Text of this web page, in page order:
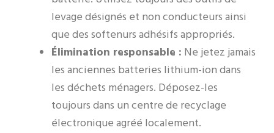
levage désignés et non conducteurs ainsi
que des softenurs adhésifs appropriés.
Élimination responsable : Ne jetez jamais
les anciennes batteries lithium-ion dans
les déchets ménagers. Déposez-les
toujours dans un centre de recyclage
électronique agréé localement.